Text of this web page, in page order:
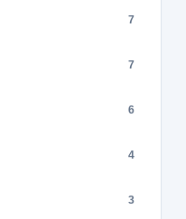
7
7
6
4
3